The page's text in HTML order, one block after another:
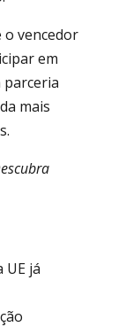
o vencedor
em
parceria
mais
UE já